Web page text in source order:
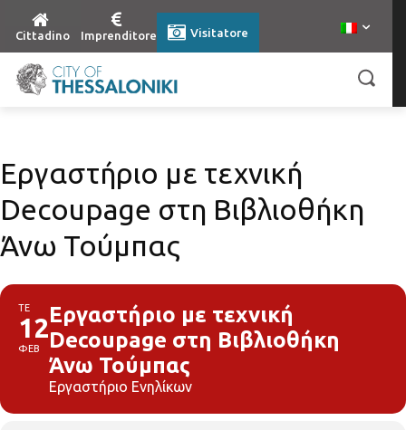
Cittadino Imprenditore Visitatore
Εργαστήριο με τεχνική
Decoupage στη Βιβλιοθήκη
Άνω Τούμπας
ΤΕ
12
ΦΕΒ
Εργαστήριο με τεχνική
Decoupage στη Βιβλιοθήκη
Άνω Τούμπας
Εργαστήριο Ενηλίκων